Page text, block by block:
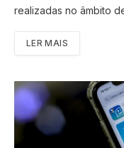
realizadas no âmbito
LER MAIS